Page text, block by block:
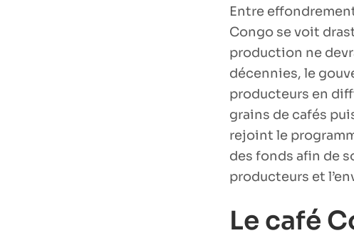
Entre
Congo se voit
production ne
décennies, le
producteurs en
grains de cafés
rejoint le
des fonds afin de
producteurs et
Le café